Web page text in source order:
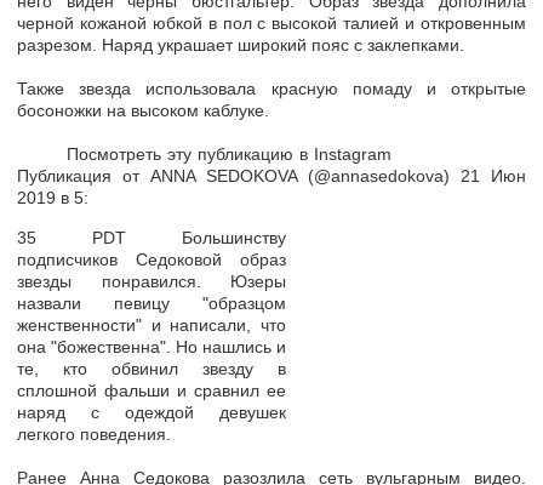
черной кожаной юбкой в пол с высокой талией и откровенным
разрезом. Наряд украшает широкий пояс с заклепками.
Также звезда использовала красную помаду и открытые
босоножки на высоком каблуке.
Посмотреть эту публикацию в Instagram
Публикация от ANNA SEDOKOVA (@annasedokova) 21 Июн
2019 в 5:
35 PDT Большинству
подписчиков Седоковой образ
звезды понравился. Юзеры
назвали певицу "образцом
женственности" и написали, что
она "божественна". Но нашлись и
те, кто обвинил звезду в
сплошной фальши и сравнил ее
наряд с одеждой девушек
легкого поведения.
Ранее Анна Седокова разозлила сеть вульгарным видео.